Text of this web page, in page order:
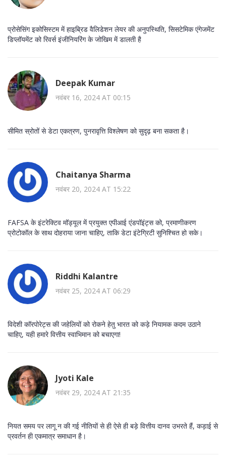
प्रोसेसिंग इकोसिस्टम में हाइब्रिड वैलिडेशन लेयर की अनुपस्थिति, सिसटेमिक एंगेजमेंट
डिप्लॉयमेंट को रिवर्स इंजीनियरिंग के जोखिम में डालती है
Deepak Kumar
नवंबर 16, 2024 AT 00:15
सीमित स्रोतों से डेटा एकत्रण, पुनरावृत्ति विश्लेषण को सुदृढ़ बना सकता है।
Chaitanya Sharma
नवंबर 20, 2024 AT 15:22
FAFSA के इंटरेक्टिव मॉड्यूल में प्रयुक्त एपीआई एंडपॉइंट्स को, प्रमाणीकरण
प्रोटोकॉल के साथ दोहराया जाना चाहिए, ताकि डेटा इंटेग्रिटी सुनिश्चित हो सके।
Riddhi Kalantre
नवंबर 25, 2024 AT 06:29
विदेशी कॉरपोरेट्स की जहेलियों को रोकने हेतु भारत को कड़े नियामक कदम उठाने
चाहिए, यही हमारे वित्तीय स्वाभिमान को बचाएगा!
Jyoti Kale
नवंबर 29, 2024 AT 21:35
नियत समय पर लागू न की गई नीतियों से ही ऐसे ही बड़े वित्तीय दानव उभरते हैं, कड़ाई से
प्रवर्तन ही एकमात्र समाधान है।